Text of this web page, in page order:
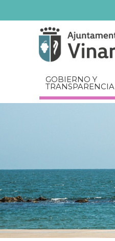
relacionados
GOBIERNO Y
TRANSPARENCIA